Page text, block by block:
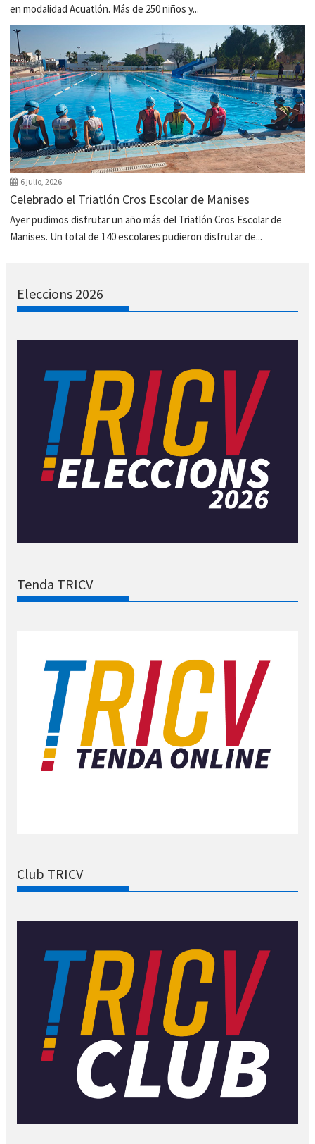
en modalidad Acuatlón. Más de 250 niños y...
6 julio, 2026
Celebrado el Triatlón Cros Escolar de Manises
Ayer pudimos disfrutar un año más del Triatlón Cros Escolar de
Manises. Un total de 140 escolares pudieron disfrutar de...
Eleccions 2026
Tenda TRICV
Club TRICV